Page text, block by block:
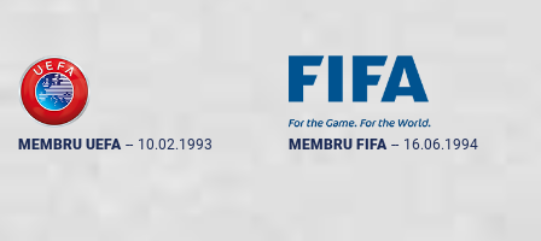
MEMBRU UEFA -- 10.02.1993 MEMBRU FIFA -- 16.06.1994